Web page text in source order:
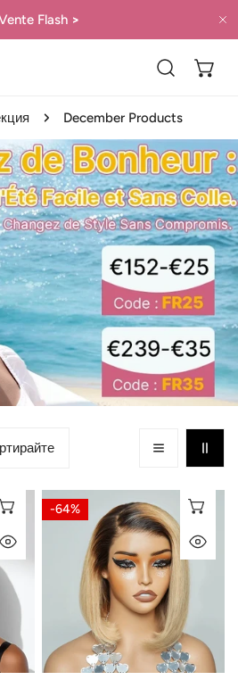
Flash>
December Products
ИЗБЕРЕТЕ ОПЦИИ
БЪРЗ ПОГЛЕД
Couleurs
Tendances
Guleless
Couleur
Couche
Bob
-64%